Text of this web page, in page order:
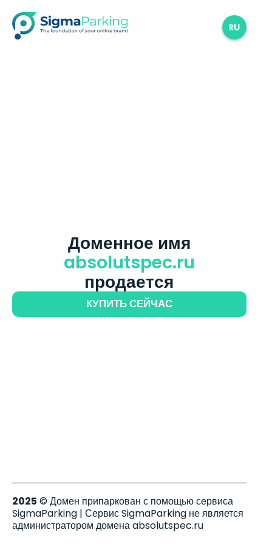
RU
Доменное имя
absolutspec.ru
продается
КУПИТЬ СЕЙЧАС
2025 © Домен припаркован с помощью сервиса
SigmaParking | Сервис SigmaParking не является
администратором домена absolutspec.ru